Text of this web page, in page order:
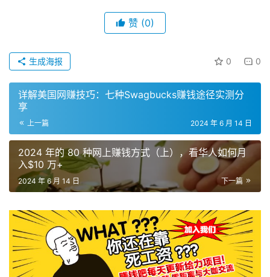
赞 (0)
0 0
生成海报
详解美国网赚技巧：七种Swagbucks赚钱途径实测分
享
上一篇 2024 年 6 月 14 日
2024 年的 80 种网上赚钱方式（上），看华人如何月
入$10 万+
下一篇
2024 年 6 月 14 日